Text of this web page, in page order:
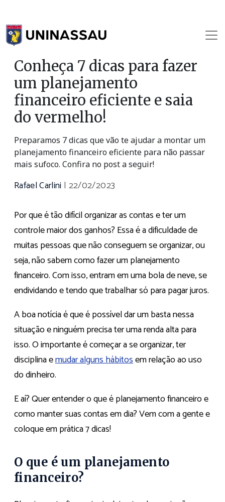
Conheça 7 dicas para fazer
um planejamento
financeiro eficiente e saia
do vermelho!
Preparamos 7 dicas que vão te ajudar a montar um
planejamento financeiro eficiente para não passar
mais sufoco. Confira no post a seguir!
Rafael Carlini | 22/02/2023
Por que é tão difícil organizar as contas e ter um
controle maior dos ganhos? Essa é a dificuldade de
muitas pessoas que não conseguem se organizar, ou
seja, não sabem como fazer um planejamento
financeiro. Com isso, entram em uma bola de neve, se
endividando e tendo que trabalhar só para pagar juros.
A boa notícia é que é possível dar um basta nessa
situação e ninguém precisa ter uma renda alta para
isso. O importante é começar a se organizar, ter
disciplina emudar alguns hábitosem relação ao uso
do dinheiro.
E aí? Quer entender o que é planejamento financeiro e
como manter suas contas em dia? Vem com a gente e
coloque em prática 7 dicas!
O que é um planejamento
financeiro?